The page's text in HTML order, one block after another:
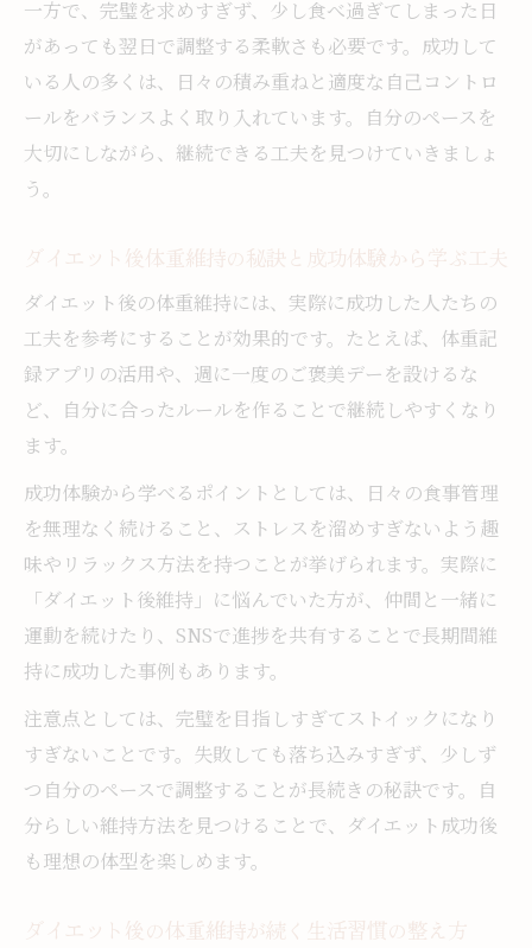
体重キープ方法に取り入れたいストレス解
消の工夫
一方で、完璧を求めすぎず、少し食べ過ぎてしまった日
があっても翌日で調整する柔軟さも必要です。成功して
いる人の多くは、日々の積み重ねと適度な自己コントロ
ールをバランスよく取り入れています。自分のペースを
大切にしながら、継続できる工夫を見つけていきましょ
う。
ダイエット後体重維持の秘訣と成功体験から学ぶ工夫
ダイエット後の体重維持には、実際に成功した人たちの
工夫を参考にすることが効果的です。たとえば、体重記
録アプリの活用や、週に一度のご褒美デーを設けるな
ど、自分に合ったルールを作ることで継続しやすくなり
ます。
成功体験から学べるポイントとしては、日々の食事管理
を無理なく続けること、ストレスを溜めすぎないよう趣
味やリラックス方法を持つことが挙げられます。実際に
「ダイエット後維持」に悩んでいた方が、仲間と一緒に
運動を続けたり、SNSで進捗を共有することで長期間維
持に成功した事例もあります。
注意点としては、完璧を目指しすぎてストイックになり
すぎないことです。失敗しても落ち込みすぎず、少しず
つ自分のペースで調整することが長続きの秘訣です。自
分らしい維持方法を見つけることで、ダイエット成功後
も理想の体型を楽しめます。
ダイエット後の体重維持が続く生活習慣の整え方